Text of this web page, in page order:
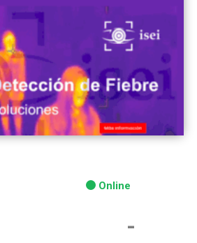
Online
-